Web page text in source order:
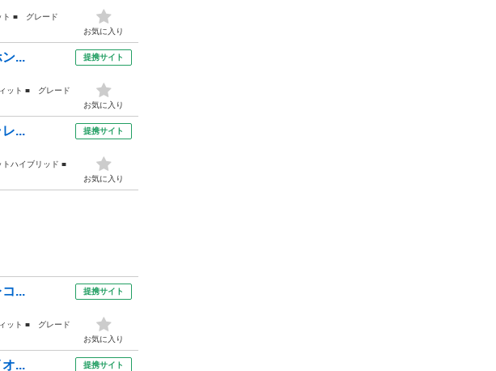
■ グレード
お気に入り
...
ット ■ グレード
提携サイト
お気に入り
...
ハイブリッド ■
提携サイト
お気に入り
...
ット ■ グレード
提携サイト
お気に入り
... 提携サイト